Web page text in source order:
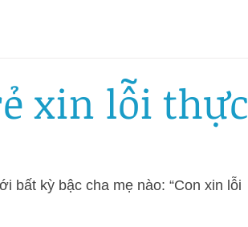
xin lỗi thực
bất kỳ bậc cha mẹ nào: “Con xin lỗi